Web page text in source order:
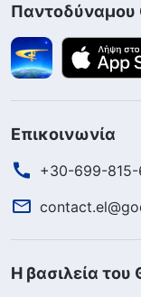
Παντοδύναμου
Επικοινωνία
+30-699-
Η βασιλεία του